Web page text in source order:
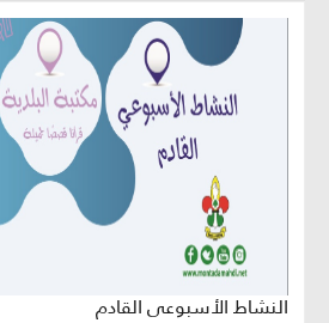
النشاط الأسبوعي القادم